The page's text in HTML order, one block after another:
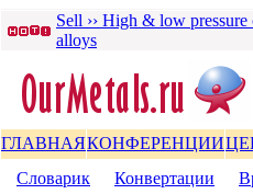
Sell ›› High & low
alloys
ГЛАВНАЯКОНФЕРЕНЦИИ
Словаpик
Конвеpтации